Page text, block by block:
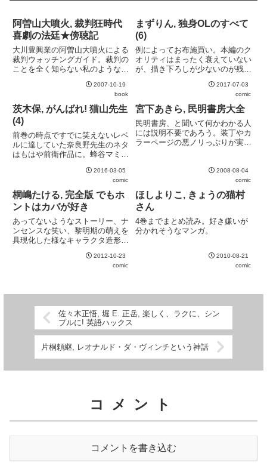
阿曽山大噴火, 裁判狂時代
喜劇の法廷★傍聴記
大川豊興業の阿曽山大噴火による
裁判ウォッチングガイド。裁判の
ことを全く知らない私のような読
てくれる内容が嬉しい。文体も語
りかけてくるようで、親しみがも
てる。
2007-10-19
book
まずりん, 独身OLのすべて
(6)
例によってお布施買い。本編のク
オリティはまったく衰えていない
が、描き下ろしが少ないのが残
2017-07-03
comic
茨木保, がんばれ! 猫山先生
(4)
前巻の時点ですでに笑えないレベ
ルに達していた奈良野先生のネタ
はもはや前衛作品に。蜂谷マミの
2016-03-05
comic
宮下あきら, 民明書房大全
民明書房、と聞いて何かわかる人
には説明不要であろう。装丁やカ
ラーページの悪ノリっぷりが実に
2008-08-04
comic
桐嶋たける, 完全版 でもホ
ントはカバが好き
あってないようなストーリー、ナ
ンセンスな笑い、黎明期の萌えを
具現化した様なキャラクタ造形。
由な雰囲気があった気がする。
2012-10-23
comic
ほしよりこ, きょうの猫村
さん
4巻までまとめ読み。好き嫌いが
分かれそうなマンガ。
2010-08-21
comic
佐々木正悟, 堀 E. 正岳, 楽しく、ラクに、シン
プルに! 英語ハックス
片桐頼継, レオナルド・ダ・ヴィンチという神話
コメント
コメントを書き込む